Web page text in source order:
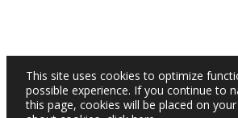
This site uses cookies to optimize
possible experience. If you continue to
this page, cookies will be placed on